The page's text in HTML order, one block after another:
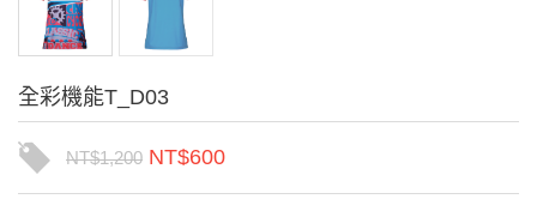
全彩機能T_D03
NT$1,200 NT$600